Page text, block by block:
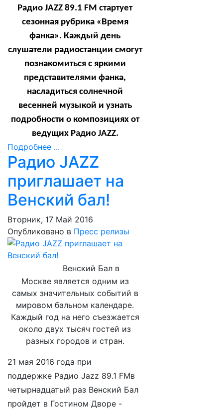
РадиоJAZZ 89.1 FM стартует
сезонная рубрика «Время
фанка». Каждый день
слушатели радиостанции смогут
познакомиться с яркими
представителями фанка,
насладиться солнечной
весенней музыкой и узнать
подробности о композициях от
ведущих Радио JAZZ.
Подробнее ...
Радио JAZZ
приглашает на
Венский бал!
Вторник, 17 Май 2016
Опубликовано в Пресс релизы
Венский Бал в
Москве является одним из
самых значительных событий в
мировом бальном календаре.
Каждый год на него съезжается
около двух тысяч гостей из
разных городов и стран.
21 мая 2016 года при
поддержке Радио Jazz 89.1 FMв
четырнадцатый раз Венский Бал
пройдет в Гостином Дворе -